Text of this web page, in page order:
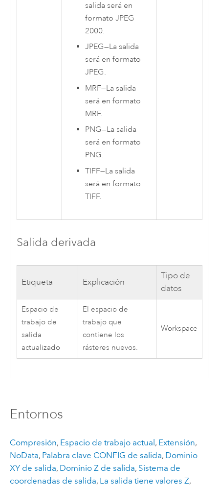
salida será en
formato JPEG
2000.
JPEG—La salida
será en formato
JPEG.
MRF—La salida
será en formato
MRF.
PNG—La salida
será en formato
PNG.
TIFF—La salida
será en formato
TIFF.
Salida derivada
Etiqueta Explicación
Tipo de
datos
Espacio de
trabajo de
salida
actualizado
El espacio de
trabajo que
contiene los
rásteres nuevos.
Workspace
Entornos
Compresión, Espacio de trabajo actual , Extensión,
NoData, Palabra clave CONFIG de salida, Dominio
XY de salida, Dominio Z de salida, Sistema de
coordenadas de salida, La salida tiene valores Z,